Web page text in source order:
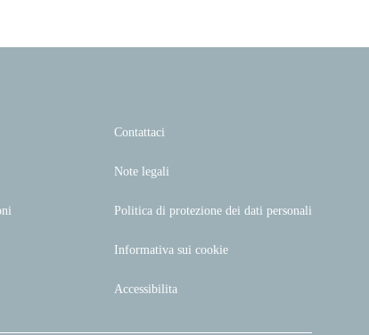
Contattaci
Note legali
Politica di protezione dei dati personali
Informativa sui cookie
Accessibilita